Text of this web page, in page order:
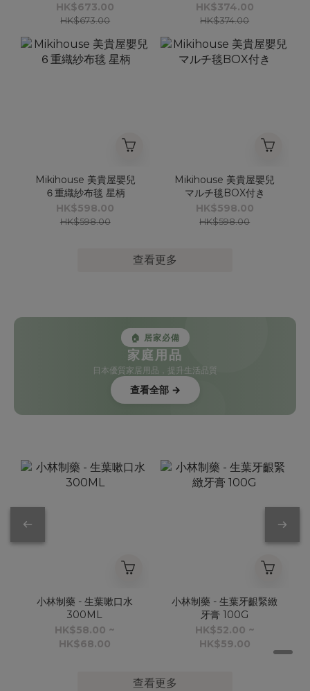
HK$673.00
HK$673.00
HK$374.00
HK$374.00
Mikihouse 美貴屋嬰兒
６重織紗布毯 星柄
HK$598.00
HK$598.00
Mikihouse 美貴屋嬰兒
マルチ毯BOX付き
HK$598.00
HK$598.00
查看更多
🏠 居家必備
家庭用品
日本優質家居用品，提升生活品質
查看全部 →
小林制藥 - 生葉嗽口水
300ML
HK$58.00 ~
HK$68.00
小林制藥 - 生葉牙齦緊緻
牙膏 100G
HK$52.00 ~
HK$59.00
查看更多